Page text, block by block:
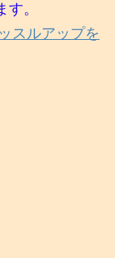
。
スルアップを